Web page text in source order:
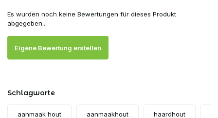
Es wurden noch keine Bewertungen für dieses Produkt
abgegeben..
Eigene Bewertung erstellen
Schlagworte
aanmaak hout aanmaakhout haardhout